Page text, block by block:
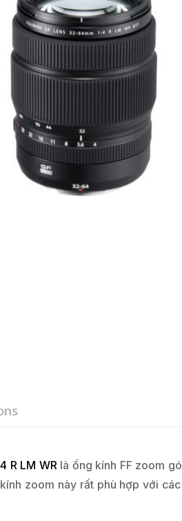
R LM WRlà ống kính FF zoom
zoom này rất phù hợp với